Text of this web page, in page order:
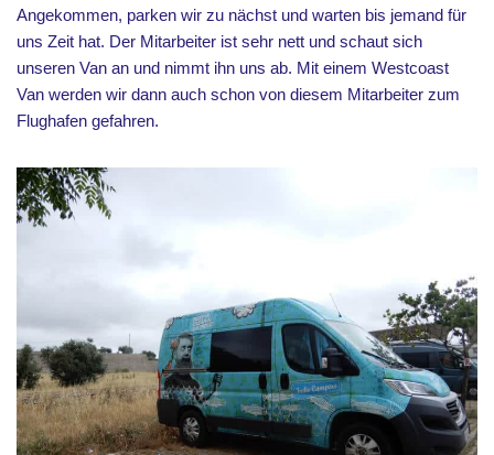
Angekommen, parken wir zu nächst und warten bis jemand für
uns Zeit hat. Der Mitarbeiter ist sehr nett und schaut sich
unseren Van an und nimmt ihn uns ab. Mit einem Westcoast
Van werden wir dann auch schon von diesem Mitarbeiter zum
Flughafen gefahren.